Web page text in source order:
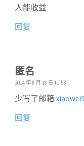
人能收益
回复
匿名
2014 年 8 月 18 日 11:53
少写了邮箱
回复